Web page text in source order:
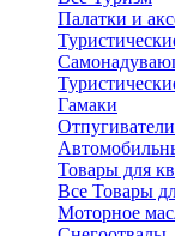
Палатки и
Гамаки
Товары для
Все Товары
Моторное